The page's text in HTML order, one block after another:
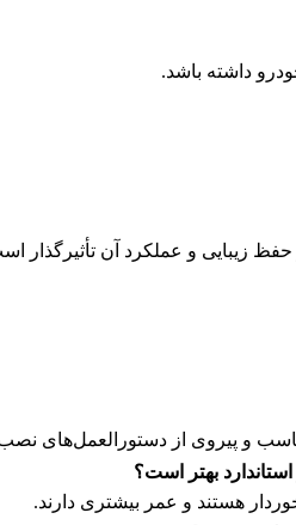
و پیروی از دستورالعمل‌های
هستند و عمر بیشتری دارند.